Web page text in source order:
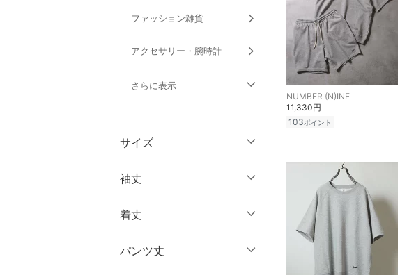
ファッション雑貨
アクセサリー・腕時計
さらに表示
ヘアアクセサリー
スーツ・フォーマル
水着・スイムグッズ
サイズ
ウェア（S/M/L）
M
XL
袖丈
ノースリーブ
着丈
ショート丈
パンツ丈
NUMBER (N)INE
11,330円
103ポイント